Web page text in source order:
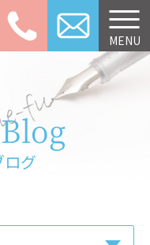
059-253-
MENU
グ